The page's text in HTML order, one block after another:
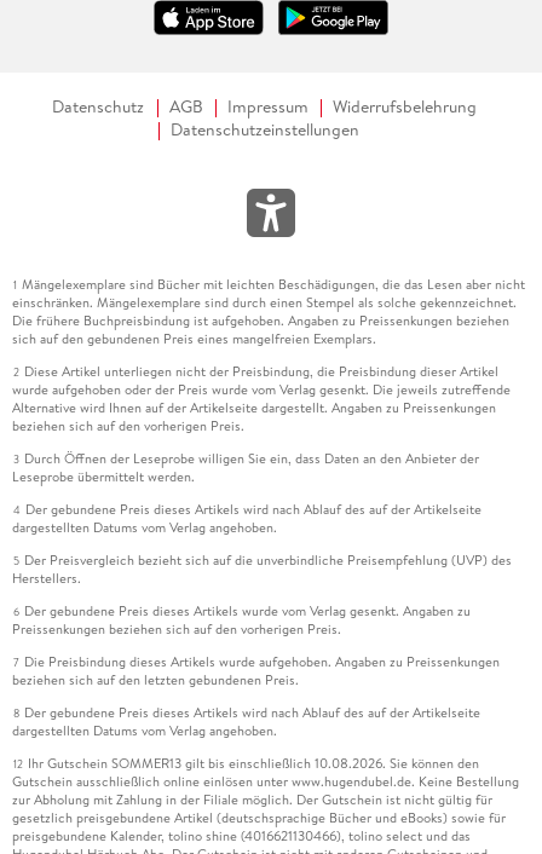
Datenschutz AGB Impressum
Widerrufsbelehrung
Datenschutzeinstellungen
1 Mängelexemplare sind Bücher mit leichten Beschädigungen, die das Lesen aber nicht
einschränken. Mängelexemplare sind durch einen Stempel als solche gekennzeichnet.
Die frühere Buchpreisbindung ist aufgehoben. Angaben zu Preissenkungen beziehen
sich auf den gebundenen Preis eines mangelfreien Exemplars.
2 Diese Artikel unterliegen nicht der Preisbindung, die Preisbindung dieser Artikel
wurde aufgehoben oder der Preis wurde vom Verlag gesenkt. Die jeweils zutreffende
Alternative wird Ihnen auf der Artikelseite dargestellt. Angaben zu Preissenkungen
beziehen sich auf den vorherigen Preis.
3 Durch Öffnen der Leseprobe willigen Sie ein, dass Daten an den Anbieter der
Leseprobe übermittelt werden.
4 Der gebundene Preis dieses Artikels wird nach Ablauf des auf der Artikelseite
dargestellten Datums vom Verlag angehoben.
5 Der Preisvergleich bezieht sich auf die unverbindliche Preisempfehlung (UVP) des
Herstellers.
6 Der gebundene Preis dieses Artikels wurde vom Verlag gesenkt. Angaben zu
Preissenkungen beziehen sich auf den vorherigen Preis.
7 Die Preisbindung dieses Artikels wurde aufgehoben. Angaben zu Preissenkungen
beziehen sich auf den letzten gebundenen Preis.
8 Der gebundene Preis dieses Artikels wird nach Ablauf des auf der Artikelseite
dargestellten Datums vom Verlag angehoben.
12 Ihr Gutschein SOMMER13 gilt bis einschließlich 10.08.2026. Sie können den
Gutschein ausschließlich online einlösen unter www.hugendubel.de. Keine Bestellung
zur Abholung mit Zahlung in der Filiale möglich. Der Gutschein ist nicht gültig für
gesetzlich preisgebundene Artikel (deutschsprachige Bücher und eBooks) sowie für
preisgebundene Kalender, tolino shine (4016621130466), tolino select und das